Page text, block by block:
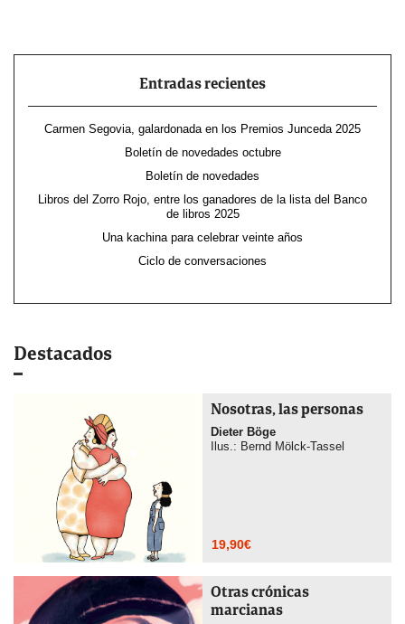
Entradas recientes
Carmen Segovia, galardonada en los Premios Junceda 2025
Boletín de novedades octubre
Boletín de novedades
Libros del Zorro Rojo, entre los ganadores de la lista del Banco
de libros 2025
Una kachina para celebrar veinte años
Ciclo de conversaciones
Destacados
Nosotras, las personas
Dieter Böge
Ilus.: Bernd Mölck-Tassel
19,90€
Otras crónicas
marcianas